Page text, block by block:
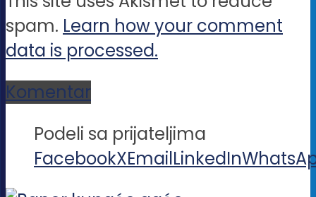
spam. Learn how your comment
data is processed.
Komentar
Podeli sa prijateljima
FacebookXEmailLinkedIn